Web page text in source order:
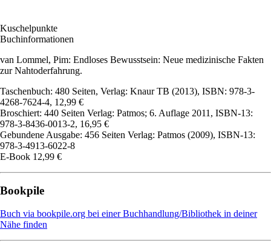
Kuschelpunkte
Buchinformationen
van Lommel, Pim: Endloses Bewusstsein: Neue medizinische Fakten
zur Nahtoderfahrung.
Taschenbuch: 480 Seiten, Verlag: Knaur TB (2013), ISBN: 978-3-
4268-7624-4, 12,99 €
Broschiert: 440 Seiten Verlag: Patmos; 6. Auflage 2011, ISBN-13:
978-3-8436-0013-2, 16,95 €
Gebundene Ausgabe: 456 Seiten Verlag: Patmos (2009), ISBN-13:
978-3-4913-6022-8
E-Book 12,99 €
Bookpile
Buch via bookpile.org bei einer Buchhandlung/Bibliothek in deiner
Nähe finden